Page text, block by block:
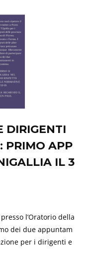
DIRIGENTI
PRIMO APP
IL 3
l’Oratorio della
dei due appuntam
per i dirigenti e